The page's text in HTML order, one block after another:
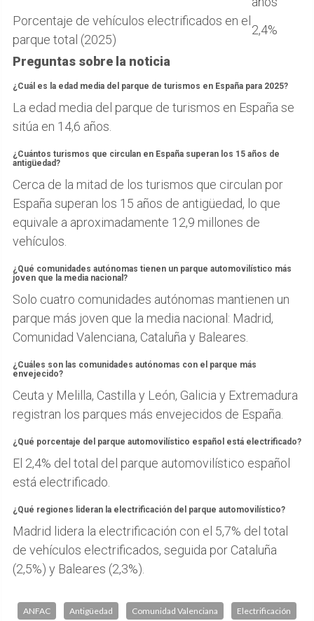
Porcentaje de vehículos electrificados en el
parque total (2025)
2,4%
Preguntas sobre la noticia
¿Cuál es la edad media del parque de turismos en España para 2025?
La edad media del parque de turismos en España se
sitúa en 14,6 años.
¿Cuántos turismos que circulan en España superan los 15 años de
antigüedad?
Cerca de la mitad de los turismos que circulan por
España superan los 15 años de antigüedad, lo que
equivale a aproximadamente 12,9 millones de
vehículos.
¿Qué comunidades autónomas tienen un parque automovilístico más
joven que la media nacional?
Solo cuatro comunidades autónomas mantienen un
parque más joven que la media nacional: Madrid,
Comunidad Valenciana, Cataluña y Baleares.
¿Cuáles son las comunidades autónomas con el parque más
envejecido?
Ceuta y Melilla, Castilla y León, Galicia y Extremadura
registran los parques más envejecidos de España.
¿Qué porcentaje del parque automovilístico español está electrificado?
El 2,4% del total del parque automovilístico español
está electrificado.
¿Qué regiones lideran la electrificación del parque automovilístico?
Madrid lidera la electrificación con el 5,7% del total
de vehículos electrificados, seguida por Cataluña
(2,5%) y Baleares (2,3%).
ANFAC Antigüedad Comunidad Valenciana Electrificación